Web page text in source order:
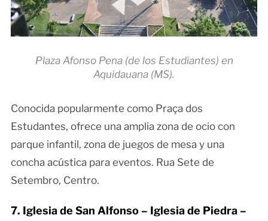
Plaza Afonso Pena (de los Estudiantes) en
Aquidauana (MS).
Conocida popularmente como Praça dos
Estudantes, ofrece una amplia zona de ocio con
parque infantil, zona de juegos de mesa y una
concha acústica para eventos. Rua Sete de
Setembro, Centro.
7. Iglesia de San Alfonso – Iglesia de Piedra –